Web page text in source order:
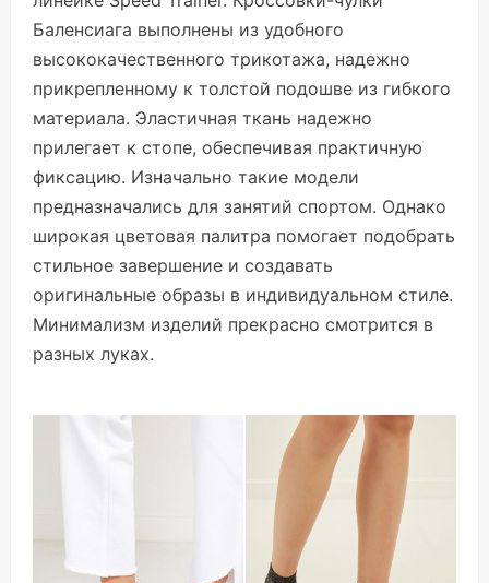
Баленсиага выполнены из удобного
высококачественного трикотажа, надежно
прикрепленному к толстой подошве из гибкого
материала. Эластичная ткань надежно
прилегает к стопе, обеспечивая практичную
фиксацию. Изначально такие модели
предназначались для занятий спортом. Однако
широкая цветовая палитра помогает подобрать
стильное завершение и создавать
оригинальные образы в индивидуальном стиле.
Минимализм изделий прекрасно смотрится в
разных луках.